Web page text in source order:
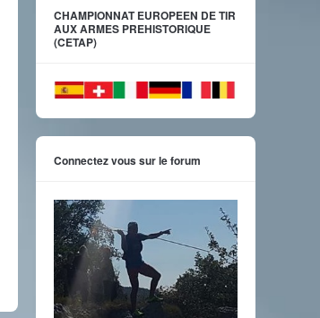
CHAMPIONNAT EUROPEEN DE TIR
AUX ARMES PREHISTORIQUE
(CETAP)
Connectez vous sur le forum